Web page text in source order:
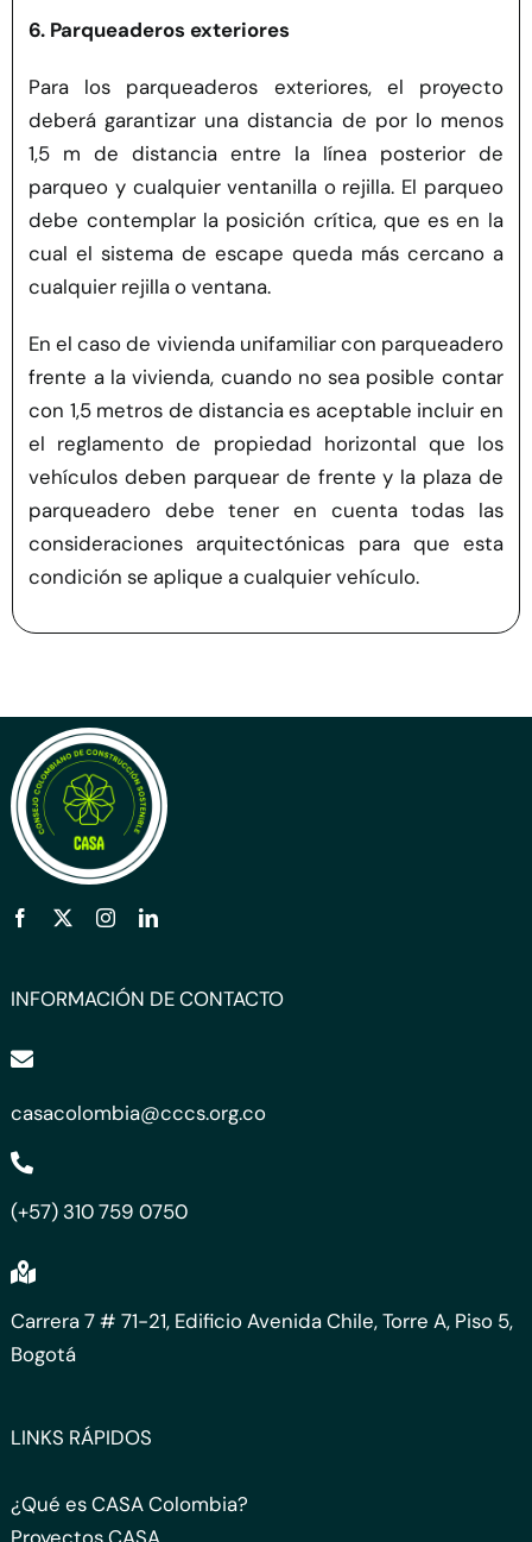
6. Parqueaderos exteriores
Para los parqueaderos exteriores, el proyecto
deberá garantizar una distancia de por lo menos
1,5 m de distancia entre la línea posterior de
parqueo y cualquier ventanilla o rejilla. El parqueo
debe contemplar la posición crítica, que es en la
cual el sistema de escape queda más cercano a
cualquier rejilla o ventana.
En el caso de vivienda unifamiliar con parqueadero
frente a la vivienda, cuando no sea posible contar
con 1,5 metros de distancia es aceptable incluir en
el reglamento de propiedad horizontal que los
vehículos deben parquear de frente y la plaza de
parqueadero debe tener en cuenta todas las
consideraciones arquitectónicas para que esta
condición se aplique a cualquier vehículo.
INFORMACIÓN DE CONTACTO
casacolombia@cccs.org.co
(+57) 310 759 0750
Carrera 7 # 71-21, Edificio Avenida Chile, Torre A, Piso 5,
Bogotá
LINKS RÁPIDOS
¿Qué es CASA Colombia?